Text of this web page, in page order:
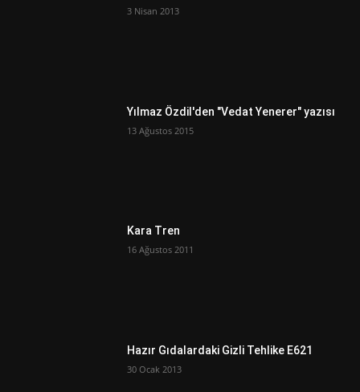
3 Nisan 2013
Yılmaz Özdil'den "Vedat Yenerer" yazısı
13 Ağustos 2015
Kara Tren
16 Ağustos 2011
Hazır Gıdalardaki Gizli Tehlike E621
30 Ocak 2013